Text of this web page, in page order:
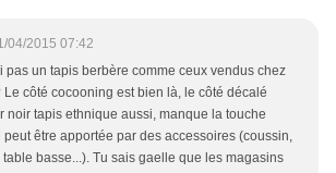
04/2015 07:42
pas un tapis berbère comme ceux vendus chez
Le côté cocooning est bien là, le côté décalé
noir tapis ethnique aussi, manque la touche
être apportée par des accessoires (coussin,
basse...). Tu sais gaelle que les magasins